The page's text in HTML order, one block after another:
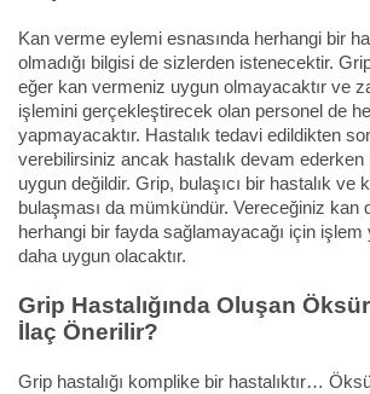
Kan verme eylemi esnasında herhangi bir
olmadığı bilgisi de sizlerden istenecektir.
eğer kan vermeniz uygun olmayacaktır ve
işlemini gerçekleştirecek olan personel de
yapmayacaktır. Hastalık tedavi edildikten
verebilirsiniz ancak hastalık devam
uygun değildir. Grip, bulaşıcı bir hastalık ve
bulaşması da mümkündür. Vereceğiniz kan
herhangi bir fayda sağlamayacağı için işlem
daha uygun olacaktır.
Grip Hastalığında Oluşan
İlaç Önerilir?
Grip hastalığı komplike bir hastalıktır…